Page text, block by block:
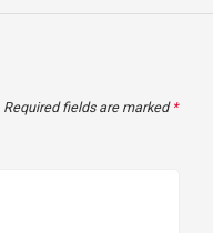
Required fields are marked *